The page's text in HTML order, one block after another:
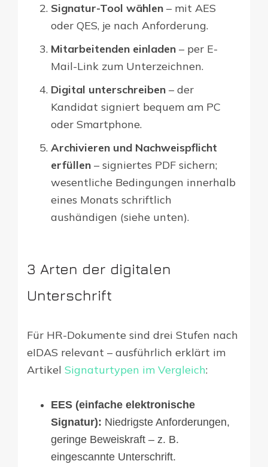
Signatur-Tool wählen – mit AES
oder QES, je nach Anforderung.
Mitarbeitenden einladen – per E-
Mail-Link zum Unterzeichnen.
Digital unterschreiben – der
Kandidat signiert bequem am PC
oder Smartphone.
Archivieren und Nachweispflicht
erfüllen – signiertes PDF sichern;
wesentliche Bedingungen innerhalb
eines Monats schriftlich
aushändigen (siehe unten).
3 Arten der digitalen
Unterschrift
Für HR-Dokumente sind drei Stufen nach
eIDAS relevant – ausführlich erklärt im
Artikel Signaturtypen im Vergleich:
EES (einfache elektronische
Signatur): Niedrigste Anforderungen,
geringe Beweiskraft – z. B.
eingescannte Unterschrift.